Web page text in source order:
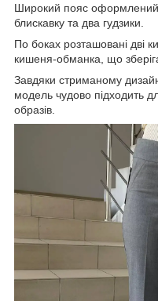
Широкий пояс оформлений
блискавку та два гудзики.
По боках розташовані дві
кишеня-обманка, що
Завдяки стриманому
модель чудово підходить
образів.